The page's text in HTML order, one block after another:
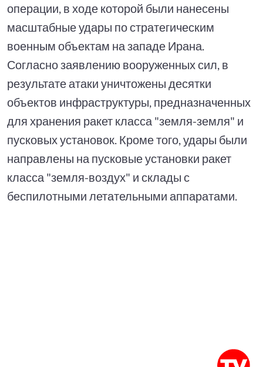
операции, в ходе которой были нанесены
масштабные удары по стратегическим
военным объектам на западе Ирана.
Согласно заявлению вооруженных сил, в
результате атаки уничтожены десятки
объектов инфраструктуры, предназначенных
для хранения ракет класса "земля-земля" и
пусковых установок. Кроме того, удары были
направлены на пусковые установки ракет
класса "земля-воздух" и склады с
беспилотными летательными аппаратами.